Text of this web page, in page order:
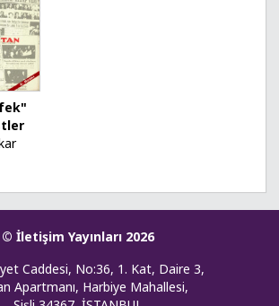
© İletişim Yayınları 2026
Caddesi, No:36, 1. Kat, Daire 3,
Apartmanı, Harbiye Mahallesi,